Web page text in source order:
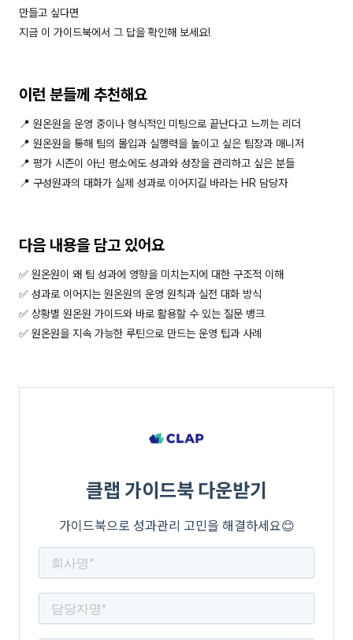
만들고 싶다면
지금 이 가이드북에서 그 답을 확인해 보세요!
이런 분들께 추천해요
📍 원온원을 운영 중이나 형식적인 미팅으로 끝난다고 느끼는 리더
📍 원온원을 통해 팀의 몰입과 실행력을 높이고 싶은 팀장과 매니저
📍 평가 시즌이 아닌 평소에도 성과와 성장을 관리하고 싶은 분들
📍 구성원과의 대화가 실제 성과로 이어지길 바라는 HR 담당자
다음 내용을 담고 있어요
✅ 원온원이 왜 팀 성과에 영향을 미치는지에 대한 구조적 이해
✅ 성과로 이어지는 원온원의 운영 원칙과 실전 대화 방식
✅ 상황별 원온원 가이드와 바로 활용할 수 있는 질문 뱅크
✅ 원온원을 지속 가능한 루틴으로 만드는 운영 팁과 사례